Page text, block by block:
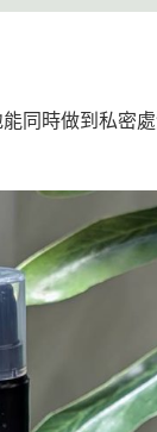
同時做到私密